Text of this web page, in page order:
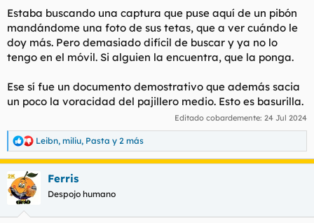
Ver el archivos adjunto 167046
Segunda conversación, una tía de Murcia que eso del elixir le
ponía cachonda.
Ver el archivos adjunto 167047
Tercera conversación, tía con una cara con un morbo, increíble,
que me hizo una espectacular mamada. Esto fue en 2021, entre
olas y olas de pandemia.
Ver el archivos adjunto 167048
Estaba buscando una captura que puse aquí de un pibón
mandándome una foto de sus tetas, que a ver cuándo le
doy más. Pero demasiado difícil de buscar y ya no lo
tengo en el móvil. Si alguien la encuentra, que la ponga.
Ese sí fue un documento demostrativo que además sacia
un poco la voracidad del pajillero medio. Esto es basurilla.
Editado cobardemente: 24 Jul 2024
R
e
a
c
c
Leibn, miliu, Pasta y 2 más
Ferris
Despojo humano